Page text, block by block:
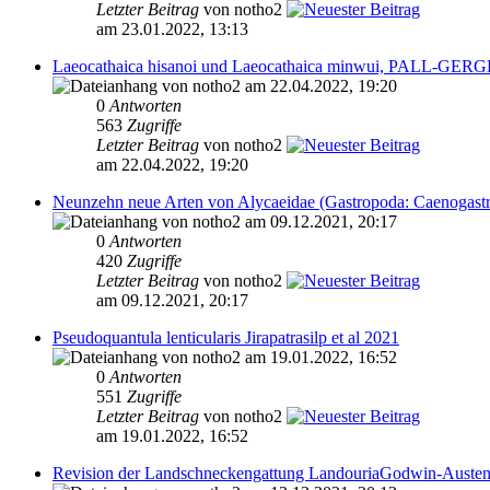
Letzter Beitrag von notho2
am 23.01.2022, 13:13
Laeocathaica hisanoi und Laeocathaica minwui, PALL-
von notho2 am 22.04.2022, 19:20
0 Antworten
563 Zugriffe
Letzter Beitrag von notho2
am 22.04.2022, 19:20
Neunzehn neue Arten von Alycaeidae (Gastropoda:
von notho2 am 09.12.2021, 20:17
0 Antworten
420 Zugriffe
Letzter Beitrag von notho2
am 09.12.2021, 20:17
Pseudoquantula lenticularis Jirapatrasilp et al 2021
von notho2 am 19.01.2022, 16:52
0 Antworten
551 Zugriffe
Letzter Beitrag von notho2
am 19.01.2022, 16:52
Revision der Landschneckengattung LandouriaGodwin-